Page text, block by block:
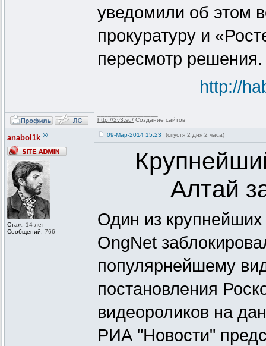
уведомили об этом
прокуратуру и
пересмотр решения.
http://
http://2v3.su/ Создание сайтов
anabol1k ®
Стаж: 14 лет
Сообщений: 766
09-Мар-2014 15:23 (спустя 2 дня 2 часа)
Алтай
Один из
OngNet
популярнейшему
постановления
видеороликов на
РИА "Новости"